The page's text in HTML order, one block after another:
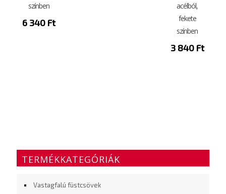
színben
6 340 Ft
acélból,
fekete
színben
3 840 Ft
TERMÉKKATEGÓRIÁK
Vastagfalú füstcsövek